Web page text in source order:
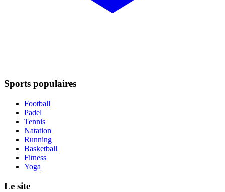
Sports populaires
Football
Padel
Tennis
Natation
Running
Basketball
Fitness
Yoga
Le site